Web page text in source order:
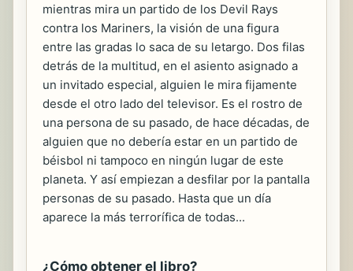
mientras mira un partido de los Devil Rays
contra los Mariners, la visión de una figura
entre las gradas lo saca de su letargo. Dos filas
detrás de la multitud, en el asiento asignado a
un invitado especial, alguien le mira fijamente
desde el otro lado del televisor. Es el rostro de
una persona de su pasado, de hace décadas, de
alguien que no debería estar en un partido de
béisbol ni tampoco en ningún lugar de este
planeta. Y así empiezan a desfilar por la pantalla
personas de su pasado. Hasta que un día
aparece la más terrorífica de todas...
¿Cómo obtener el libro?